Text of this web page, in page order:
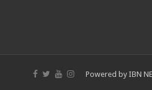
Powered by IBN